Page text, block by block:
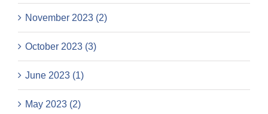
November 2023 (2)
October 2023 (3)
June 2023 (1)
May 2023 (2)